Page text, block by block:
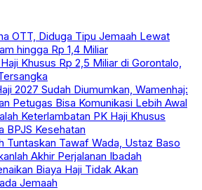
OTT, Diduga Tipu Jemaah Lewat
hingga Rp 1,4 Miliar
Khusus Rp 2,5 Miliar di Gorontalo,
2027 Sudah Diumumkan, Wamenhaj:
Petugas Bisa Komunikasi Lebih Awal
Keterlambatan PK Haji Khusus
BPJS Kesehatan
Tuntaskan Tawaf Wada, Ustaz Baso
Akhir Perjalanan Ibadah
Biaya Haji Tidak Akan
Jemaah